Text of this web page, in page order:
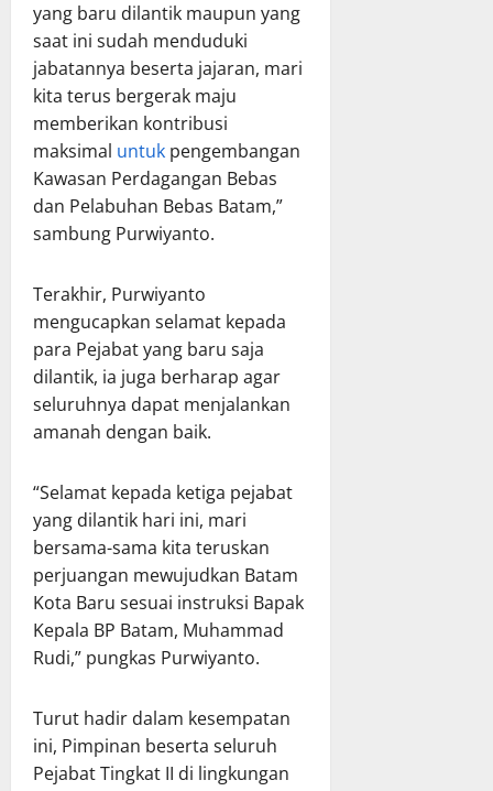
yang baru dilantik maupun yang
saat ini sudah menduduki
jabatannya beserta jajaran, mari
kita terus bergerak maju
memberikan kontribusi
maksimal untuk pengembangan
Kawasan Perdagangan Bebas
dan Pelabuhan Bebas Batam,”
sambung Purwiyanto.
Terakhir, Purwiyanto
mengucapkan selamat kepada
para Pejabat yang baru saja
dilantik, ia juga berharap agar
seluruhnya dapat menjalankan
amanah dengan baik.
“Selamat kepada ketiga pejabat
yang dilantik hari ini, mari
bersama-sama kita teruskan
perjuangan mewujudkan Batam
Kota Baru sesuai instruksi Bapak
Kepala BP Batam, Muhammad
Rudi,” pungkas Purwiyanto.
Turut hadir dalam kesempatan
ini, Pimpinan beserta seluruh
Pejabat Tingkat II di lingkungan